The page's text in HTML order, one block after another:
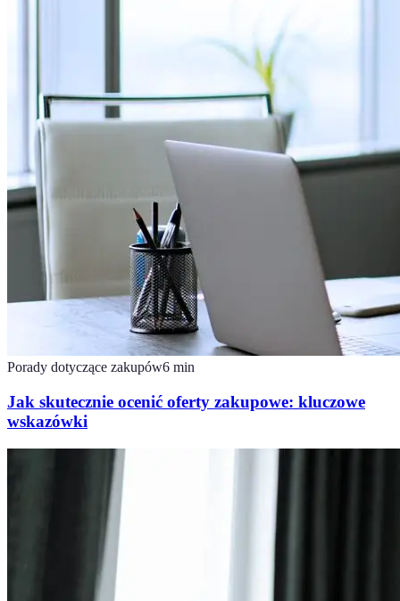
Porady dotyczące zakupów6 min
Jak skutecznie ocenić oferty zakupowe: kluczowe
wskazówki